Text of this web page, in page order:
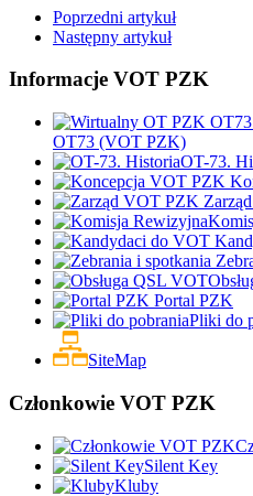
Poprzedni artykuł
Następny artykuł
Informacje VOT PZK
OT73 (VOT PZK)
OT-73.
Portal PZK
Pliki do
SiteMap
Członkowie VOT PZK
Silent Key
Kluby